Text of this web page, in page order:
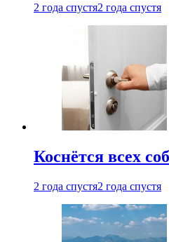
2 года спустя2 года спустя
Коснётся всех
2 года спустя2 года спустя